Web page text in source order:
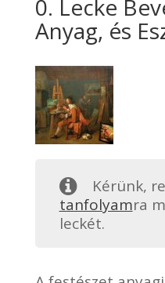
0. Lecke
Anyag, és
Kérünk,
tanfolyamra
leckét.